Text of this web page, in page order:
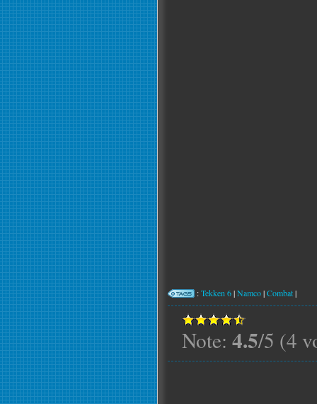
:Tekken 6|Namco|Combat|
Note: 4.5/5 (4